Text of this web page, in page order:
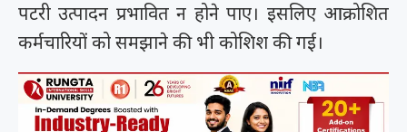
पटरी उत्पादन प्रभावित न होने पाए। इसलिए आक्रोशित
कर्मचारियों को समझाने की भी कोशिश की गई।